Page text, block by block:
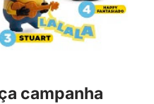
campanha